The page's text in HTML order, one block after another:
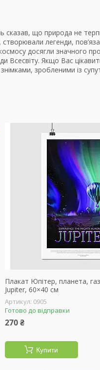
сказав, що природа не
легенди,
досягли значного
Всесвіту. Якщо Вас
зробленими із
Плакат Юпітер, планета,
Jupiter, 60×40 см
0905
Готово до відправки
270 ₴
Купити